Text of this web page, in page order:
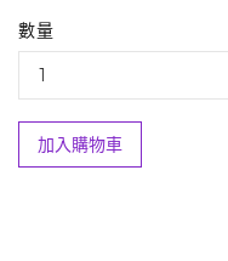
數量
加入購物車